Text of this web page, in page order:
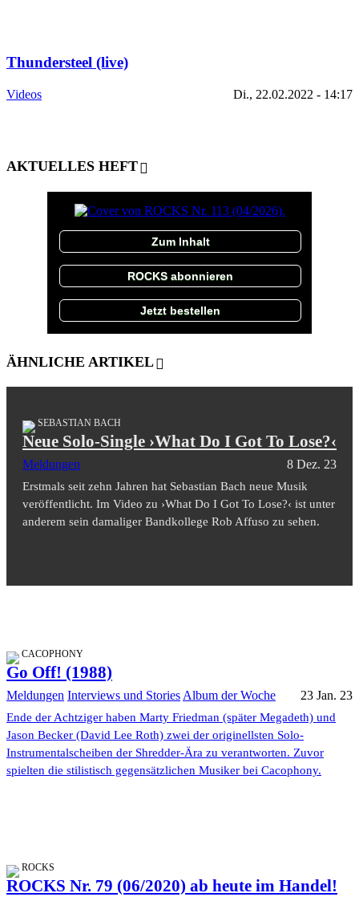
Thundersteel (live)
Videos Di., 22.02.2022 - 14:17
AKTUELLES HEFT
Zum Inhalt
ROCKS abonnieren
Jetzt bestellen
ÄHNLICHE ARTIKEL
SEBASTIAN BACH
Neue Solo-Single ›What Do I Got To Lose?‹
Meldungen 8 Dez. 23
Erstmals seit zehn Jahren hat Sebastian Bach neue Musik
veröffentlicht. Im Video zu ›What Do I Got To Lose?‹ ist unter
anderem sein damaliger Bandkollege Rob Affuso zu sehen.
CACOPHONY
Go Off! (1988)
Meldungen Interviews und StoriesAlbum der Woche 23 Jan. 23
Ende der Achtziger haben Marty Friedman (später Megadeth) und
Jason Becker (David Lee Roth) zwei der originellsten Solo-
Instrumentalscheiben der Shredder-Ära zu verantworten. Zuvor
spielten die stilistisch gegensätzlichen Musiker bei Cacophony.
ROCKS
ROCKS Nr. 79 (06/2020) ab heute im Handel!